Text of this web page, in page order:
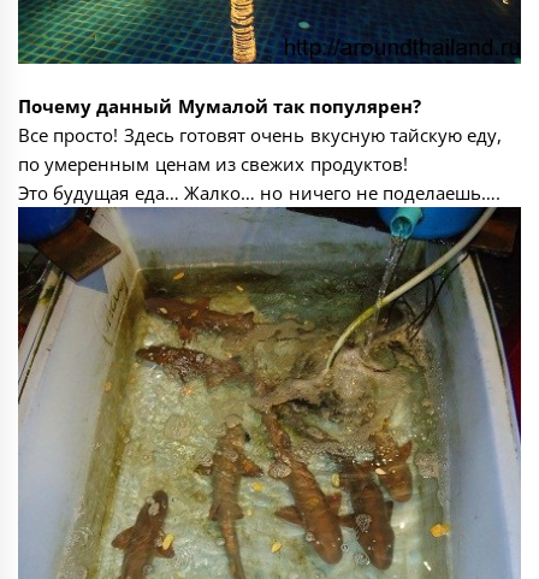
Почему данный Мумалой так популярен?
Все просто! Здесь готовят очень вкусную тайскую еду,
по умеренным ценам из свежих продуктов!
Это будущая еда… Жалко… но ничего не поделаешь….